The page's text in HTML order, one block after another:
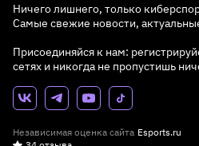
Ничего лишнего, только
Самые свежие новости,
Присоединяйся к нам:
сетях и никогда не пропустишь
Независимая оценка сайта Esports.ru